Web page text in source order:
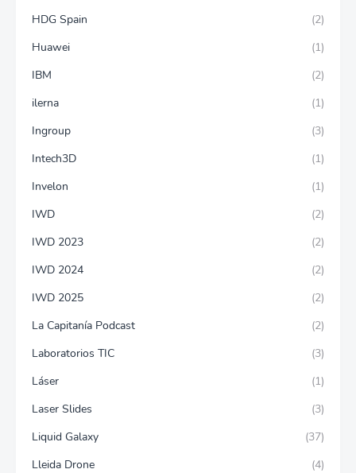
HDG Spain
(2)
Huawei
(1)
IBM
(2)
ilerna
(1)
Ingroup
(3)
Intech3D
(1)
Invelon
(1)
IWD
(2)
IWD 2023
(2)
IWD 2024
(2)
IWD 2025
(2)
La Capitanía Podcast
(2)
Laboratorios TIC
(3)
Láser
(1)
Laser Slides
(3)
Liquid Galaxy
(37)
Lleida Drone
(4)